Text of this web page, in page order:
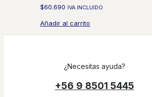
$60.690 IVA INCLUIDO
Añadir al carrito
¿Necesitas ayuda?
+56 9 8501 5445